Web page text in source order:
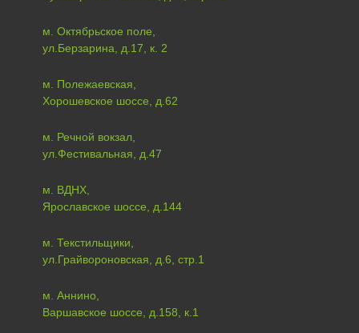
м. Октябрьское поле,
ул.Берзарина, д.17, к. 2
м. Полежаевская,
Хорошевское шоссе, д.62
м. Речной вокзал,
ул.Фестивальная, д.47
м. ВДНХ,
Ярославское шоссе, д.144
м. Текстильщики,
ул.Грайвороновская, д.6, стр.1
м. Аннино,
Варшавское шоссе, д.158, к.1